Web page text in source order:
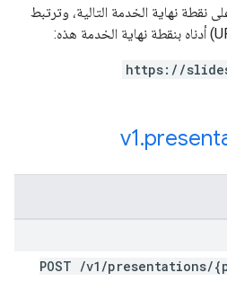
نهاية الخدمة التالية، وترتبط
https://
v1.
POST /v1 /presentations/